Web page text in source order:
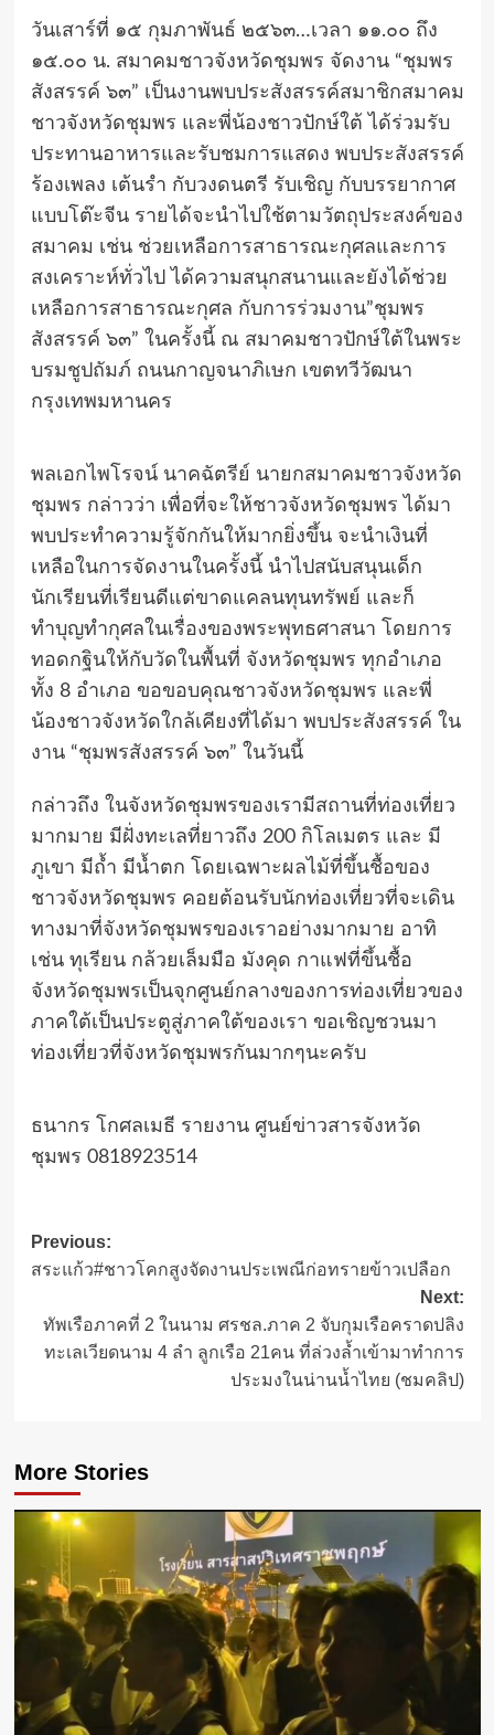
วันเสาร์ที่ ๑๕ กุมภาพันธ์ ๒๕๖๓…เวลา ๑๑.๐๐ ถึง
๑๕.๐๐ น. สมาคมชาวจังหวัดชุมพร จัดงาน “ชุมพร
สังสรรค์ ๖๓” เป็นงานพบประสังสรรค์สมาชิกสมาคม
ชาวจังหวัดชุมพร และพี่น้องชาวปักษ์ใต้ ได้ร่วมรับ
ประทานอาหารและรับชมการแสดง พบประสังสรรค์
ร้องเพลง เต้นรำ กับวงดนตรี รับเชิญ กับบรรยากาศ
แบบโต๊ะจีน รายได้จะนำไปใช้ตามวัตถุประสงค์ของ
สมาคม เช่น ช่วยเหลือการสาธารณะกุศลและการ
สงเคราะห์ทั่วไป ได้ความสนุกสนานและยังได้ช่วย
เหลือการสาธารณะกุศล กับการร่วมงาน”ชุมพร
สังสรรค์ ๖๓” ในครั้งนี้ ณ สมาคมชาวปักษ์ใต้ในพระ
บรมชูปถัมภ์ ถนนกาญจนาภิเษก เขตทวีวัฒนา
กรุงเทพมหานคร
พลเอกไพโรจน์ นาคฉัตรีย์ นายกสมาคมชาวจังหวัด
ชุมพร กล่าวว่า เพื่อที่จะให้ชาวจังหวัดชุมพร ได้มา
พบประทำความรู้จักกันให้มากยิ่งขึ้น จะนำเงินที่
เหลือในการจัดงานในครั้งนี้ นำไปสนับสนุนเด็ก
นักเรียนที่เรียนดีแต่ขาดแคลนทุนทรัพย์ และก็
ทำบุญทำกุศลในเรื่องของพระพุทธศาสนา โดยการ
ทอดกฐินให้กับวัดในพื้นที่ จังหวัดชุมพร ทุกอำเภอ
ทั้ง 8 อำเภอ ขอขอบคุณชาวจังหวัดชุมพร และพี่
น้องชาวจังหวัดใกล้เคียงที่ได้มา พบประสังสรรค์ ใน
งาน “ชุมพรสังสรรค์ ๖๓” ในวันนี้
กล่าวถึง ในจังหวัดชุมพรของเรามีสถานที่ท่องเที่ยว
มากมาย มีฝั่งทะเลที่ยาวถึง 200 กิโลเมตร และ มี
ภูเขา มีถ้ำ มีน้ำตก โดยเฉพาะผลไม้ที่ขึ้นชื้อของ
ชาวจังหวัดชุมพร คอยต้อนรับนักท่องเที่ยวที่จะเดิน
ทางมาที่จังหวัดชุมพรของเราอย่างมากมาย อาทิ
เช่น ทุเรียน กล้วยเล็มมือ มังคุด กาแฟที่ขึ้นชื้อ
จังหวัดชุมพรเป็นจุกศูนย์กลางของการท่องเที่ยวของ
ภาคใต้เป็นประตูสู่ภาคใต้ของเรา ขอเชิญชวนมา
ท่องเที่ยวที่จังหวัดชุมพรกันมากๆนะครับ
ธนากร โกศลเมธี รายงาน ศูนย์ข่าวสารจังหวัด
ชุมพร 0818923514
Post
navigation
Previous:
สระแก้ว#ชาวโคกสูงจัดงานประเพณีก่อทรายข้าวเปลือก
Next:
ทัพเรือภาคที่ 2 ในนาม ศรชล.ภาค 2 จับกุมเรือคราดปลิง
ทะเลเวียดนาม 4 ลำ ลูกเรือ 21คน ที่ล่วงล้ำเข้ามาทำการ
ประมงในน่านน้ำไทย (ชมคลิป)
More Stories